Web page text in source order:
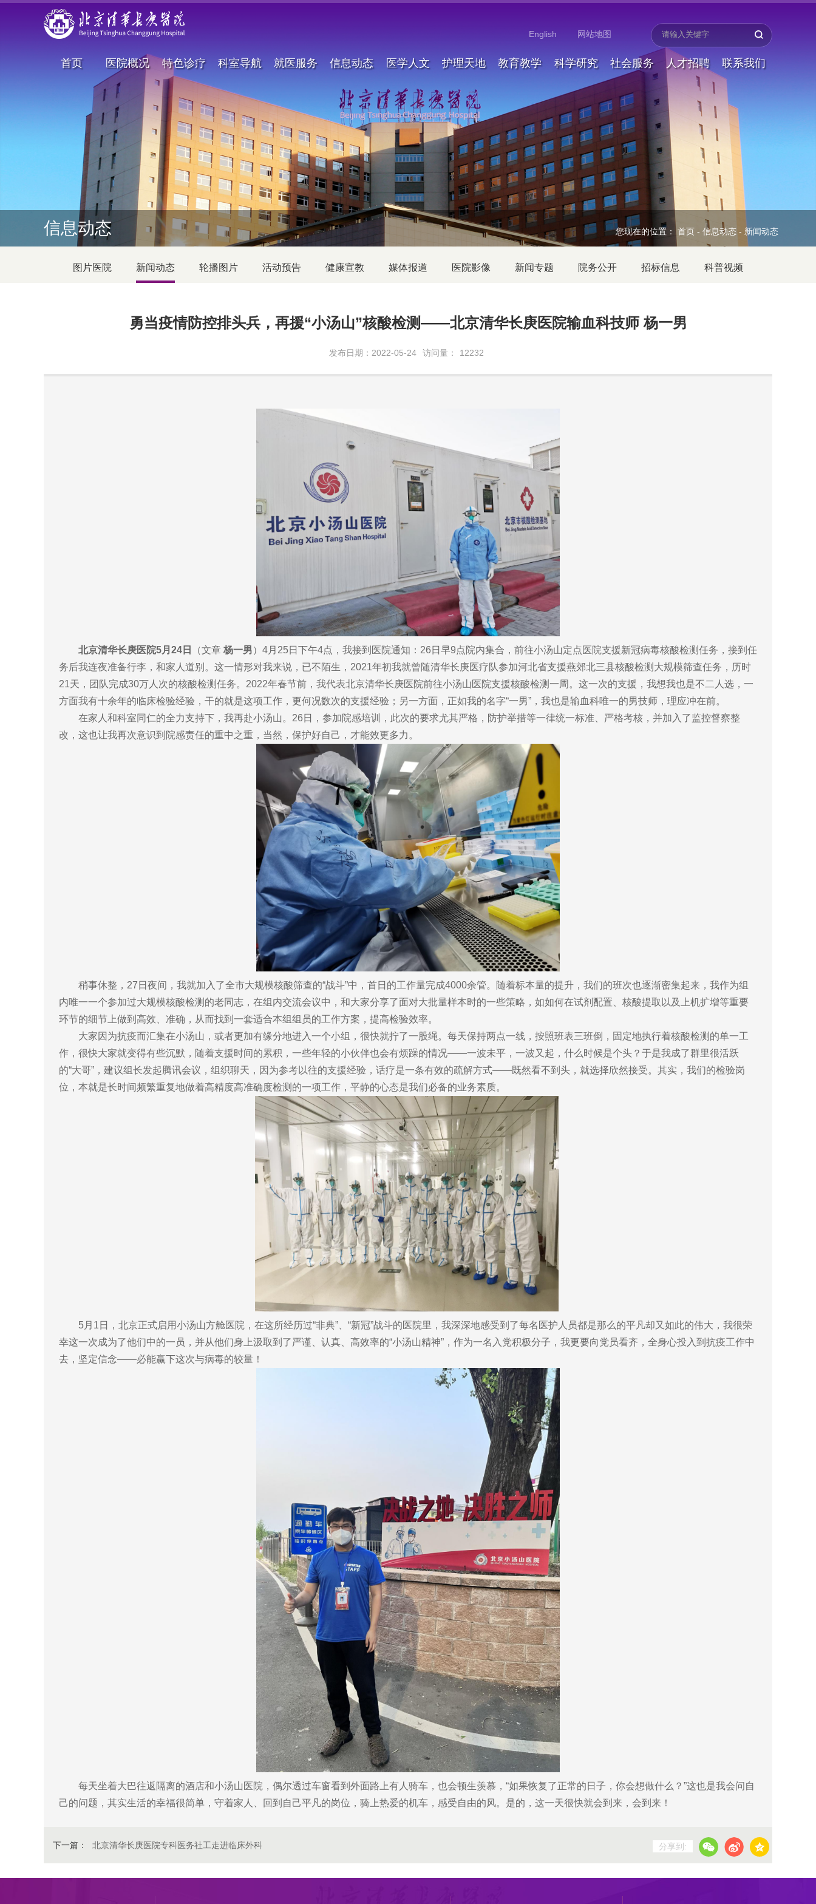
English 网站地图
首页 医院概况 特色诊疗 科室导航 就医服务 信息动态 医学人文 护理天地 教育教学 科学研究 社会服务 人才招聘 联系我们
信息动态 您现在的位置：首页 - 信息动态 - 新闻动态
图片医院 新闻动态 轮播图片 活动预告 健康宣教 媒体报道 医院影像 新闻专题 院务公开 招标信息 科普视频
勇当疫情防控排头兵，再援“小汤山”核酸检测——北京清华长庚医院输血科技师 杨一男
发布日期：2022-05-24 访问量： 12232
北京清华长庚医院5月24日 （文章 杨一男）4月25日下午4点，我接到医院通知：26日早9点院内集合，前往小汤山定点医院支援新冠病毒核酸检测任务，接到任
务后我连夜准备行李，和家人道别。这一情形对我来说，已不陌生，2021年初我就曾随清华长庚医疗队参加河北省支援燕郊北三县核酸检测大规模筛查任务，历时
21天，团队完成30万人次的核酸检测任务。2022年春节前，我代表北京清华长庚医院前往小汤山医院支援核酸检测一周。这一次的支援，我想我也是不二人选，一
方面我有十余年的临床检验经验，干的就是这项工作，更何况数次的支援经验；另一方面，正如我的名字“一男”，我也是输血科唯一的男技师，理应冲在前。
在家人和科室同仁的全力支持下，我再赴小汤山。26日，参加院感培训，此次的要求尤其严格，防护举措等一律统一标准、严格考核，并加入了监控督察整
改，这也让我再次意识到院感责任的重中之重，当然，保护好自己，才能效更多力。
稍事休整，27日夜间，我就加入了全市大规模核酸筛查的“战斗”中，首日的工作量完成4000余管。随着标本量的提升，我们的班次也逐渐密集起来，我作为组
内唯一一个参加过大规模核酸检测的老同志，在组内交流会议中，和大家分享了面对大批量样本时的一些策略，如如何在试剂配置、核酸提取以及上机扩增等重要
环节的细节上做到高效、准确，从而找到一套适合本组组员的工作方案，提高检验效率。
大家因为抗疫而汇集在小汤山，或者更加有缘分地进入一个小组，很快就拧了一股绳。每天保持两点一线，按照班表三班倒，固定地执行着核酸检测的单一工
作，很快大家就变得有些沉默，随着支援时间的累积，一些年轻的小伙伴也会有烦躁的情况——一波未平，一波又起，什么时候是个头？于是我成了群里很活跃
的“大哥”，建议组长发起腾讯会议，组织聊天，因为参考以往的支援经验，话疗是一条有效的疏解方式——既然看不到头，就选择欣然接受。其实，我们的检验岗
位，本就是长时间频繁重复地做着高精度高准确度检测的一项工作，平静的心态是我们必备的业务素质。
5月1日，北京正式启用小汤山方舱医院，在这所经历过“非典”、“新冠”战斗的医院里，我深深地感受到了每名医护人员都是那么的平凡却又如此的伟大，我很荣
幸这一次成为了他们中的一员，并从他们身上汲取到了严谨、认真、高效率的“小汤山精神”，作为一名入党积极分子，我更要向党员看齐，全身心投入到抗疫工作中
去，坚定信念——必能赢下这次与病毒的较量！
每天坐着大巴往返隔离的酒店和小汤山医院，偶尔透过车窗看到外面路上有人骑车，也会顿生羡慕，“如果恢复了正常的日子，你会想做什么？”这也是我会问自
己的问题，其实生活的幸福很简单，守着家人、回到自己平凡的岗位，骑上热爱的机车，感受自由的风。是的，这一天很快就会到来，会到来！
下一篇： 北京清华长庚医院专科医务社工走进临床外科 分享到: